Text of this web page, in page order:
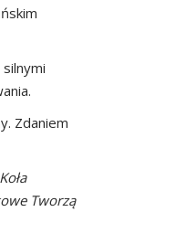
Zdaniem
Tworzą